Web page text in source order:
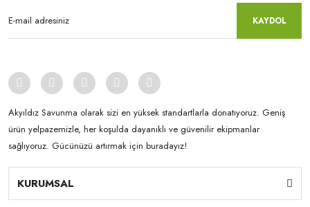
KAYDOL
Akyıldız Savunma olarak sizi en yüksek standartlarla donatıyoruz. Geniş
ürün yelpazemizle, her koşulda dayanıklı ve güvenilir ekipmanlar
sağlıyoruz. Gücünüzü artırmak için buradayız!
KURUMSAL